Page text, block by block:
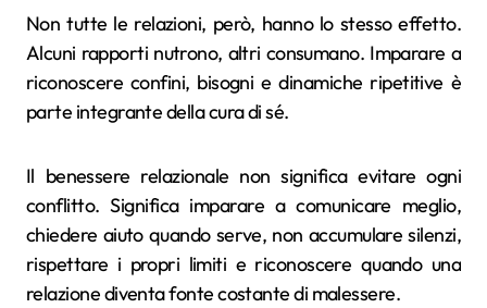
Non tutte le relazioni, però, hanno lo stesso effetto.
Alcuni rapporti nutrono, altri consumano. Imparare a
riconoscere confini, bisogni e dinamiche ripetitive è
parte integrante della cura di sé.
Il benessere relazionale non significa evitare ogni
conflitto. Significa imparare a comunicare meglio,
chiedere aiuto quando serve, non accumulare silenzi,
rispettare i propri limiti e riconoscere quando una
relazione diventa fonte costante di malessere.